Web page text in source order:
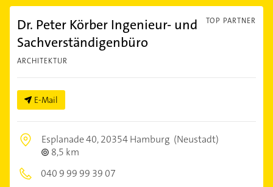
TOP PARTNER
Dr. Peter Körber Ingenieur- und
Sachverständigenbüro
ARCHITEKTUR
E-Mail
Esplanade 40,20354 Hamburg (Neustadt)
8,5 km
040 9 99 99 39 07